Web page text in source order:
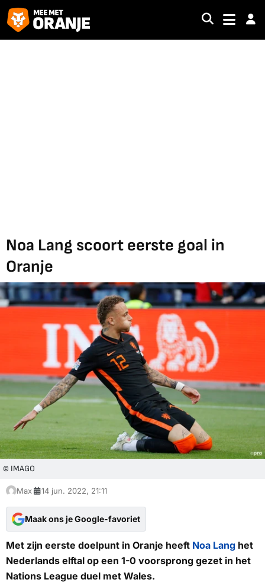
Noa Lang scoort eerste goal in
Oranje
© IMAGO
Max 14 jun. 2022, 21:11
Maak ons je Google-favoriet
Met zijn eerste doelpunt in Oranje heeft Noa Lang het
Nederlands elftal op een 1-0 voorsprong gezet in het
Nations League duel met Wales.